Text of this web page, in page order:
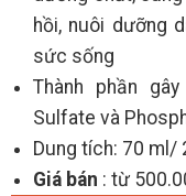
hồi, nuôi dưỡng
sức sống
Thành phần
Sulfate và
Dung tích: 70 ml/
Giá bán : từ